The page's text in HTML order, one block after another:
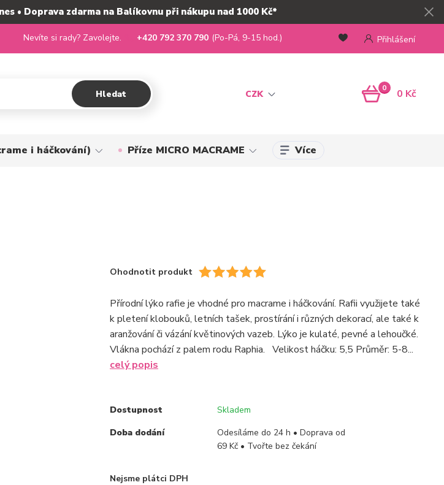
• Doprava zdarma na Balíkovnu při nákupu nad 1000 Kč*
CZK
Přihlášení
Hledat
Nevíte si rady? Zavolejte. +420 792 370 790 (Po-Pá, 9-15 hod.)
0 0 Kč
i háčkování) Příze MICRO MACRAME Více
Ohodnotit produkt
Přírodní lýko rafie je vhodné pro macrame i háčkování. Rafii využijete také
k pletení klobouků, letních tašek, prostírání i různých dekorací, ale také k
aranžování či vázání květinových vazeb. Lýko je kulaté, pevné a lehoučké.
Vlákna pochází z palem rodu Raphia. Velikost háčku: 5,5 Průměr: 5-8...
celý popis
Dostupnost
Skladem
Doba dodání
Odesíláme do 24 h • Doprava od
69 Kč • Tvořte bez čekání
Nejsme plátci DPH